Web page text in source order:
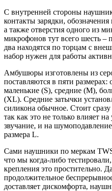
С внутренней стороны
контакты зарядки,
а также отверстия одного из
микрофонов тут всего шесть –
два находятся по торцам с
набор нужен для работы
Амбушюры изготовлены из
поставляются в пяти размерах:
маленькие (S), средние (M),
(XL). Средние затычки
силикона обычное. Стоит
так как это не только влияет
звучание, и на
размера L.
Сами наушники по меркам
что мы когда-либо
крепления это простительно.
продолжительное
доставляет дискомфорта,